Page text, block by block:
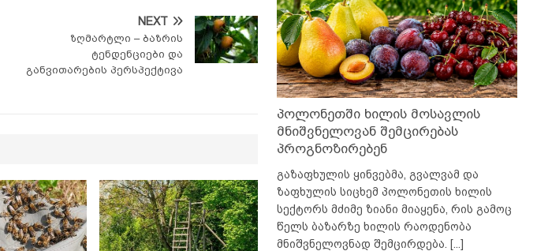
NEXT
ზღმარტლი – ბაზრის
ტენდენციები და
განვითარების პერსპექტივა
პოლონეთში ხილის მოსავლის
მნიშვნელოვან შემცირებას
პროგნოზირებენ
გაზაფხულის ყინვებმა, გვალვამ და
ზაფხულის სიცხემ პოლონეთის ხილის
სექტორს მძიმე ზიანი მიაყენა, რის გამოც
წელს ბაზარზე ხილის რაოდენობა
მნიშვნელოვნად შემცირდება. [...]